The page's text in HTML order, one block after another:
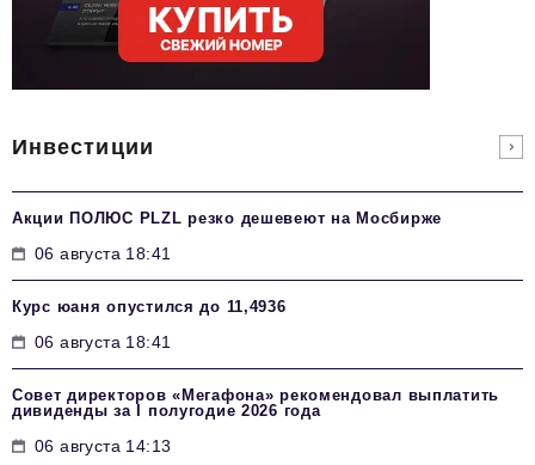
Инвестиции
Акции ПОЛЮС PLZL резко дешевеют на Мосбирже
06 августа 18:41
Курс юаня опустился до 11,4936
06 августа 18:41
Совет директоров «Мегафона» рекомендовал выплатить
дивиденды за I полугодие 2026 года
06 августа 14:13